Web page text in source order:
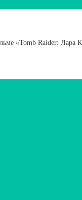
«Tomb Raider: Лара